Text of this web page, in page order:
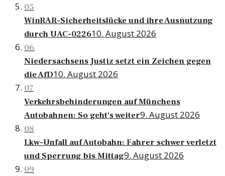
05
WinRAR-Sicherheitslücke und ihre Ausnutzung
durch UAC-022610. August 2026
06
Niedersachsens Justiz setzt ein Zeichen gegen
die AfD10. August 2026
07
Verkehrsbehinderungen auf Münchens
Autobahnen: So geht's weiter9. August 2026
08
Lkw-Unfall auf Autobahn: Fahrer schwer verletzt
und Sperrung bis Mittag9. August 2026
09